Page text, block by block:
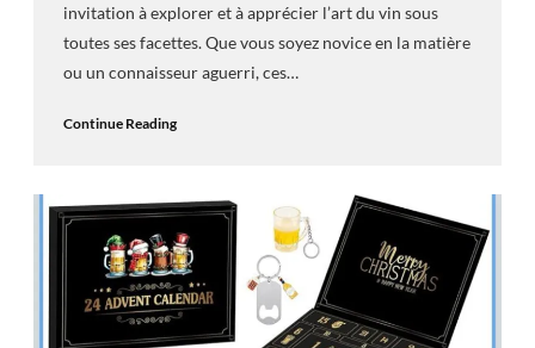
invitation à explorer et à apprécier l’art du vin sous
toutes ses facettes. Que vous soyez novice en la matière
ou un connaisseur aguerri, ces…
Continue Reading